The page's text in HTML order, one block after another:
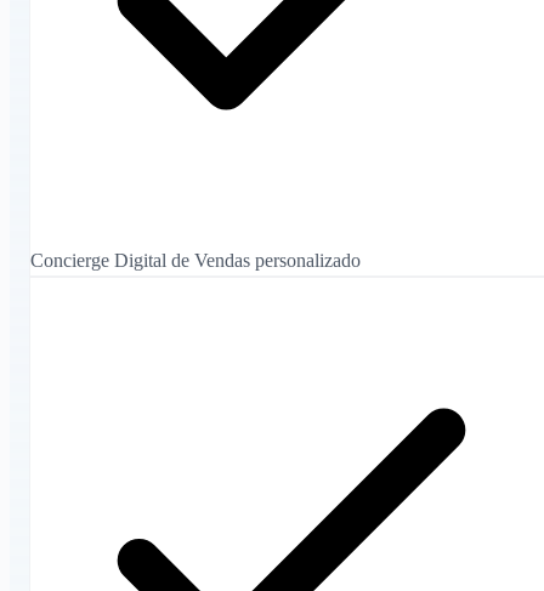
Concierge Digital de Vendas personalizado